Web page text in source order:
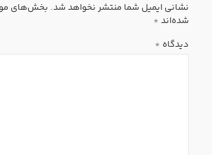
نشانی ایمیل شما منتشر نخواهد شد. بخش‌های
شده‌اند *
دیدگاه *